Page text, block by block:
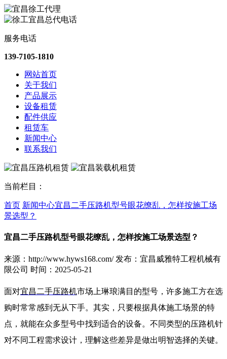
服务电话
139-7105-1810
网站首页
关于我们
产品展示
设备租赁
配件供应
租赁车
新闻中心
联系我们
当前栏目：
首页 新闻中心宜昌二手压路机型号眼花缭乱，怎样按施工场
景选型？
宜昌二手压路机型号眼花缭乱，怎样按施工场景选型？
来源：http://www.hyws168.com/ 发布：宜昌威雅特工程机械有
限公司 时间：2025-05-21
面对宜昌二手压路机市场上琳琅满目的型号，许多施工方在选
购时常常感到无从下手。其实，只要根据具体施工场景的特
点，就能在众多型号中找到适合的设备。不同类型的压路机针
对不同工程需求设计，理解这些差异是做出明智选择的关键。